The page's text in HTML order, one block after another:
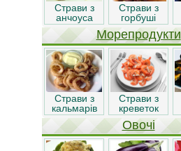
Страви з
анчоуса
Страви з
горбуші
Морепродукти
Страви з
кальмарів
Страви з
креветок
Овочі